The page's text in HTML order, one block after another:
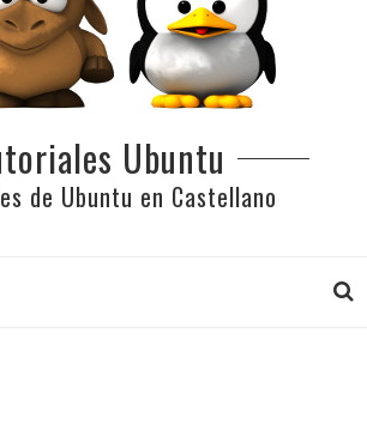
Ubuntu
de Ubuntu en Castellano